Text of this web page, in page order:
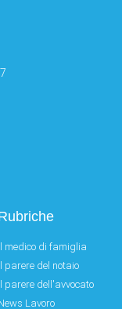
medico di famiglia
parere del notaio
parere dell'avvocato
Lavoro